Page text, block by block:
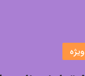
ویژه